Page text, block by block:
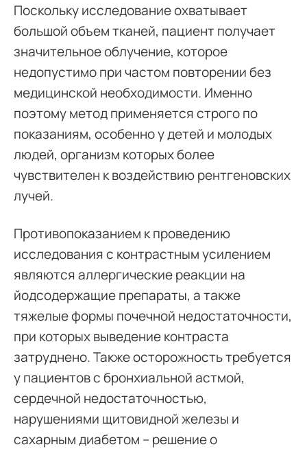
Поскольку исследование охватывает
большой объем тканей, пациент получает
значительное облучение, которое
недопустимо при частом повторении без
медицинской необходимости. Именно
поэтому метод применяется строго по
показаниям, особенно у детей и молодых
людей, организм которых более
чувствителен к воздействию рентгеновских
лучей.
Противопоказанием к проведению
исследования с контрастным усилением
являются аллергические реакции на
йодсодержащие препараты, а также
тяжелые формы почечной недостаточности,
при которых выведение контраста
затруднено. Также осторожность требуется
у пациентов с бронхиальной астмой,
сердечной недостаточностью,
нарушениями щитовидной железы и
сахарным диабетом – решение о